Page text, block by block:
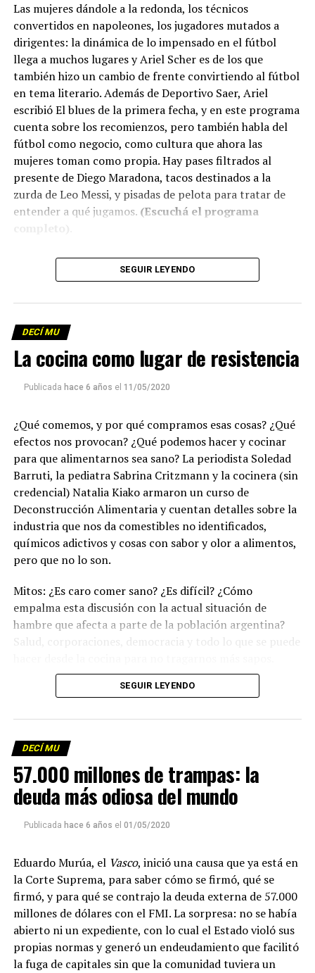
Las mujeres dándole a la redonda, los técnicos
convertidos en napoleones, los jugadores mutados a
dirigentes: la dinámica de lo impensado en el fútbol
llega a muchos lugares y Ariel Scher es de los que
también hizo un cambio de frente convirtiendo al fútbol
en tema literario. Además de Deportivo Saer, Ariel
escribió El blues de la primera fecha, y en este programa
cuenta sobre los recomienzos, pero también habla del
fútbol como negocio, como cultura que ahora las
mujeres toman como propia. Hay pases filtrados al
presente de Diego Maradona, tacos destinados a la
zurda de Leo Messi, y pisadas de pelota para tratar de
entender a qué jugamos. (Escuchá el programa
Descargar los archivos de audio:Bloque 1/Bloque 2
Descargar el programa
La reproducción de este programa es libre. Sólo tenés
que mandar un mail a
emitir todos los programas de Decí MU
SEGUIR LEYENDO
DECÍ MU
La cocina como lugar de resistencia
Publicada hace 6 años el 11/05/2020
¿Qué comemos, y por qué compramos esas cosas? ¿Qué
efectos nos provocan? ¿Qué podemos hacer y cocinar
para que alimentarnos sea sano? La periodista Soledad
Barruti, la pediatra Sabrina Critzmann y la cocinera (sin
credencial) Natalia Kiako armaron un curso de
Deconstrucción Alimentaria y cuentan detalles sobre la
industria que nos da comestibles no identificados,
químicos adictivos y cosas con sabor y olor a alimentos,
pero que no lo son.
Mitos: ¿Es caro comer sano? ¿Es difícil? ¿Cómo
empalma esta discusión con la actual situación de
hambre que afecta a parte de la población argentina?
Salud, corporaciones, democracia y todo lo que se puede
(Escuchá el programa completo).
Foto: Martina Perosa
Descargar el programa
La reproducción de este programa es libre. Sólo tenés
que mandar un mail ainfolavaca@yahoo.com.ar
emitir todos los programas de Decí MU
SEGUIR LEYENDO
DECÍ MU
57.000 millones de trampas: la
deuda más odiosa del mundo
Publicada hace 6 años el 01/05/2020
Eduardo Murúa, el Vasco, inició una causa que ya está en
la Corte Suprema, para saber cómo se firmó, qué se
firmó, y para qué se contrajo la deuda externa de 57.000
millones de dólares con el FMI. La sorpresa: no se había
abierto ni un expediente, con lo cual el Estado violó sus
propias normas y generó un endeudamiento que facilitó
la fuga de capitales sin que la comunidad tuviera un